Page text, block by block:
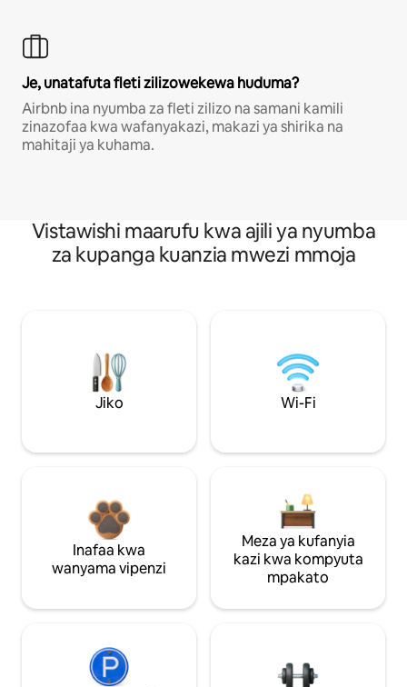
Je, unatafuta fleti zilizowekewa huduma?
Airbnb ina nyumba za fleti zilizo na samani kamili
zinazofaa kwa wafanyakazi, makazi ya shirika na
mahitaji ya kuhama.
Vistawishi maarufu kwa ajili ya nyumba
za kupanga kuanzia mwezi mmoja
Jiko Wi-Fi
Inafaa kwa
wanyama vipenzi
Meza ya kufanyia
kazi kwa kompyuta
mpakato